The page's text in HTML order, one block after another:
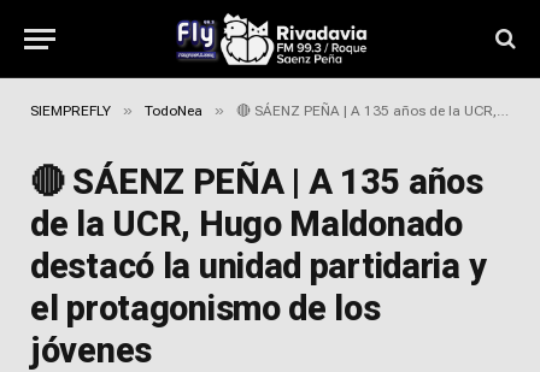
SIEMPREFLY » TodoNea » 🔴 SÁENZ PEÑA | A 135 años de la UCR, Hugo Maldonado destacó la unidad partidaria y el protagonismo de los jóvenes
🔴 SÁENZ PEÑA | A 135 años
de la UCR, Hugo Maldonado
destacó la unidad partidaria y
el protagonismo de los
jóvenes